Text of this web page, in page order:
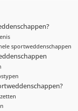
sportweddenschappen